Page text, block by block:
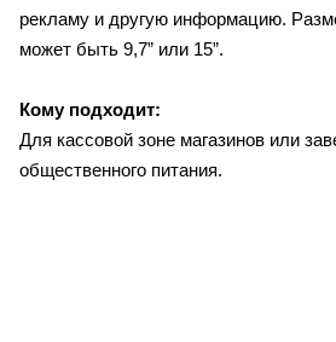
рекламу и другую информацию.
может быть 9,7” или 15”.
Кому подходит:
Для кассовой зоне магазинов или
общественного питания.